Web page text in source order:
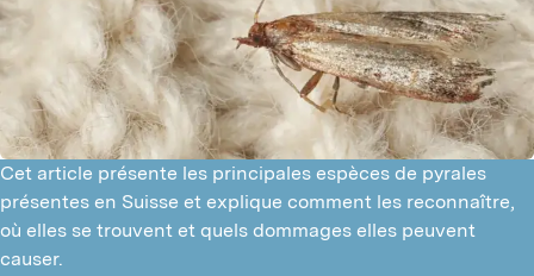
Cet article présente les principales espèces de pyrales
présentes en Suisse et explique comment les reconnaître,
où elles se trouvent et quels dommages elles peuvent
causer.